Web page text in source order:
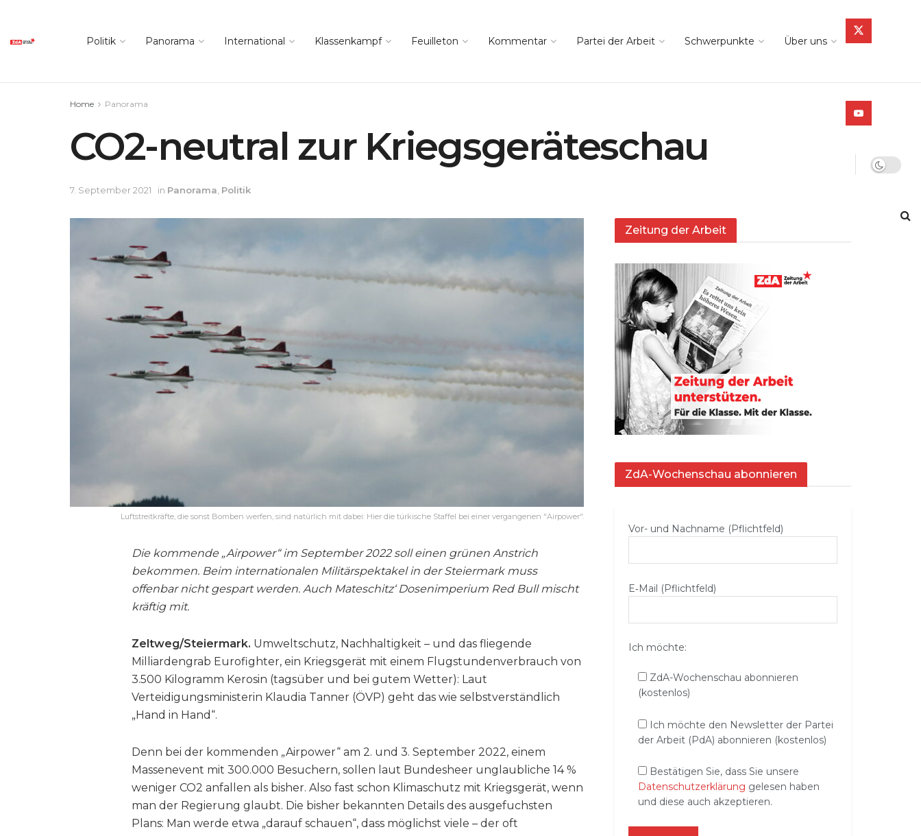
Politik Panorama International Klassenkampf Feuilleton Kommentar Partei der Arbeit Schwerpunkte Über uns
Home Panorama
CO2-neutral zur Kriegsgeräteschau
7. September 2021 in Panorama, Politik
Luftstreitkräfte, die sonst Bomben werfen, sind natürlich mit dabei: Hier die türkische Staffel bei einer vergangenen "Airpower".
Die kommende „Airpower“ im September 2022 soll einen grünen Anstrich
bekommen. Beim internationalen Militärspektakel in der Steiermark muss
offenbar nicht gespart werden. Auch Mateschitz‘ Dosenimperium Red Bull mischt
kräftig mit.
Zeltweg/Steiermark. Umweltschutz, Nachhaltigkeit – und das fliegende
Milliardengrab Eurofighter, ein Kriegsgerät mit einem Flugstundenverbrauch von
3.500 Kilogramm Kerosin (tagsüber und bei gutem Wetter): Laut
Verteidigungsministerin Klaudia Tanner (ÖVP) geht das wie selbstverständlich
„Hand in Hand“.
Denn bei der kommenden „Airpower“ am 2. und 3. September 2022, einem
Massenevent mit 300.000 Besuchern, sollen laut Bundesheer unglaubliche 14 %
weniger CO2 anfallen als bisher. Also fast schon Klimaschutz mit Kriegsgerät, wenn
man der Regierung glaubt. Die bisher bekannten Details des ausgefuchsten
Plans: Man werde etwa „darauf schauen“, dass möglichst viele – der oft
Zeitung der Arbeit
ZdA-Wochenschau abonnieren
Vor- und Nachname (Pflichtfeld)
E‑Mail (Pflichtfeld)
Ich möchte:
ZdA-Wochenschau abonnieren
(kostenlos)
Ich möchte den Newsletter der Partei
der Arbeit (PdA) abonnieren (kostenlos)
Bestätigen Sie, dass Sie unsere
Datenschutzerklärung gelesen haben
und diese auch akzeptieren.